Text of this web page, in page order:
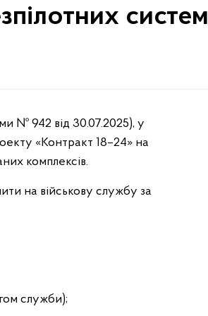
систем
«Контракт 18–24» на
комплексів.
на військову службу за
служби);